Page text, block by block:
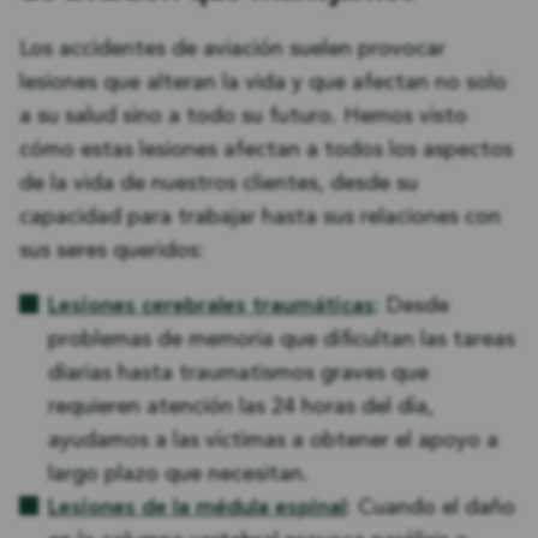
recursos y la experiencia para enfrentarnos a
las principales aerolíneas y a su ejército de
abogados.
Los accidentes de aviación suelen provocar
lesiones que alteran la vida y que afectan no solo
a su salud sino a todo su futuro. Hemos visto
cómo estas lesiones afectan a todos los aspectos
de la vida de nuestros clientes, desde su
capacidad para trabajar hasta sus relaciones con
sus seres queridos:
Lesiones cerebrales traumáticas: Desde
problemas de memoria que dificultan las tareas
diarias hasta traumatismos graves que
requieren atención las 24 horas del día,
ayudamos a las víctimas a obtener el apoyo a
largo plazo que necesitan.
Lesiones de la médula espinal
: Cuando el daño